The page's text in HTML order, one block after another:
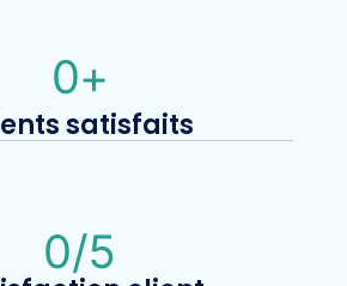
satisfaits
0+
0/5